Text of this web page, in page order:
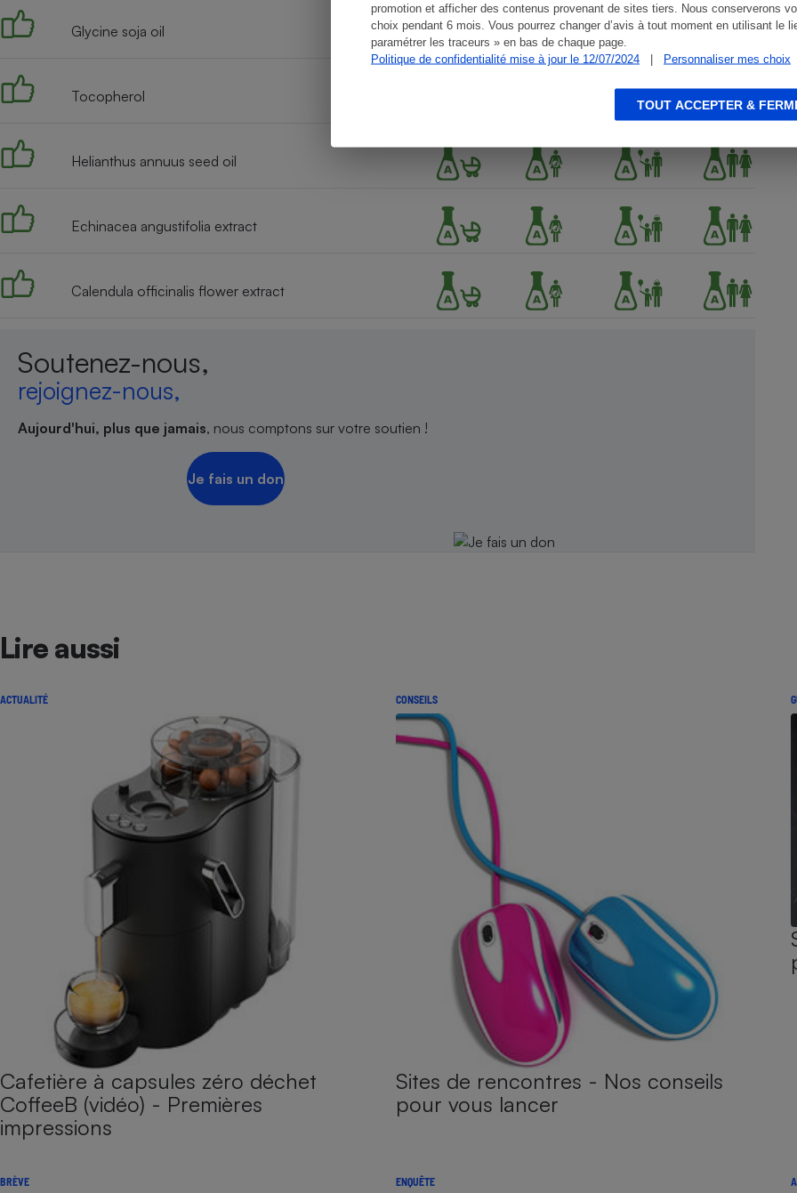
promotion et afficher des contenus provenant de sites tiers. Nous conserverons
choix pendant 6 mois. Vous pourrez changer d’avis à tout moment en utilisant le
paramétrer les traceurs » en bas de chaque page.
Politique de confidentialité mise à jour le 12/07/2024
| Personnaliser mes choix
TOUT ACCEPTER &
Glycine soja oil
Tocopherol
Helianthus annuus seed oil
Echinacea angustifolia extract
Calendula officinalis flower extract
Soutenez-nous,
rejoignez-nous,
Aujourd'hui, plus que jamais, nous comptons sur votre soutien !
Je fais un don
Lire aussi
ACTUALITÉ
Cafetière à capsules zéro déchet
CoffeeB (vidéo) - Premières
impressions
CONSEILS
Sites de rencontres - Nos conseils
pour vous lancer
BRÈVE ENQUÊTE